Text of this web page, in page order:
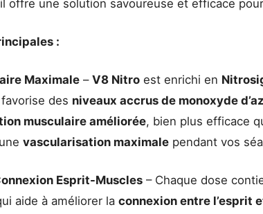
offre une solution savoureuse et efficace
:
Maximale –V8 Nitro est enrichi en
des niveaux accrus de monoxyde
musculaire améliorée, bien plus efficace
vascularisation maximale pendant vos
Esprit-Muscles – Chaque dose
aide à améliorer la connexion entre l’esprit